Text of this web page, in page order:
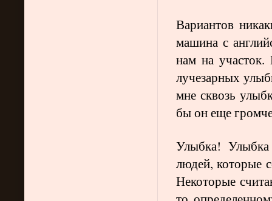
Вариантов
машина с
нам на
лучезарных
мне сквозь
бы он еще
Улыбка!
людей,
Некоторые